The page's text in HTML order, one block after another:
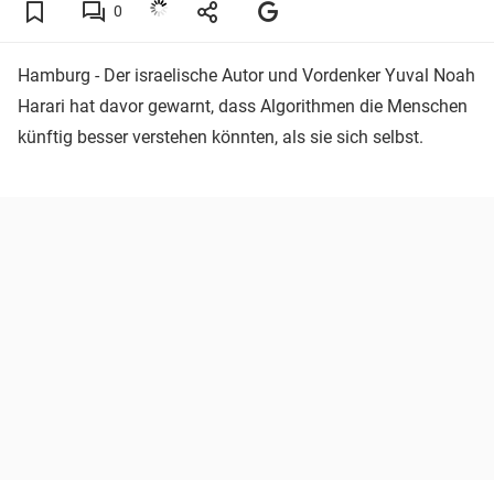
0
Hamburg - Der israelische Autor und Vordenker Yuval Noah
Harari hat davor gewarnt, dass Algorithmen die Menschen
künftig besser verstehen könnten, als sie sich selbst.